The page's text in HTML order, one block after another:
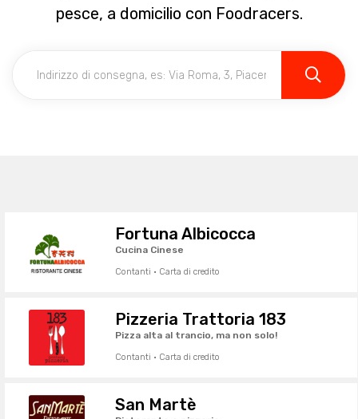
pesce, a domicilio con Foodracers.
Fortuna Albicocca
Cucina Cinese
Contanti · Carta di credito
Pizzeria Trattoria 183
Pizza alta al trancio, ma non solo!
Contanti · Carta di credito
San Martè